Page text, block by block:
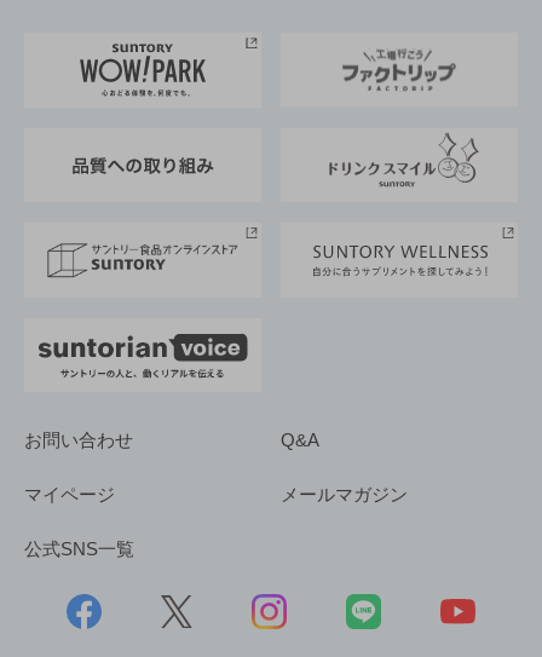
地域情報
サントリーサンバーズ大阪
サントリーが考えるサステナビリティ経営
企業概要
採用情報
お問い合わせ Q&A
マイページ メールマガジン
公式SNS一覧